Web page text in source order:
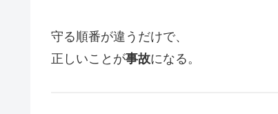
守る順番が違うだけで、
正しいことが事故になる。